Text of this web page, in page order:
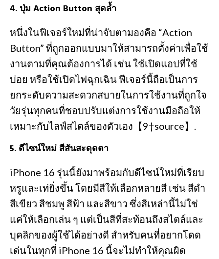
4. ปุ่ม Action Button สุดล้ำ
หนึ่งในฟีเจอร์ใหม่ที่น่าจับตามองคือ “Action
Button” ที่ถูกออกแบบมาให้สามารถตั้งค่าเพื่อใช้
งานตามที่คุณต้องการได้ เช่น ใช้เปิดแอปที่ใช้
บ่อย หรือใช้เปิดไฟฉุกเฉิน ฟีเจอร์นี้ถือเป็นการ
ยกระดับความสะดวกสบายในการใช้งานที่ถูกใจ
วัยรุ่นทุกคนที่ชอบปรับแต่งการใช้งานมือถือให้
เหมาะกับไลฟ์สไตล์ของตัวเอง【9†source】.
5. ดีไซน์ใหม่ สีสันสะดุดตา
iPhone 16 รุ่นนี้ยังมาพร้อมกับดีไซน์ใหม่ที่เรียบ
หรูและเท่ยิ่งขึ้น โดยมีสีให้เลือกหลายสี เช่น สีดำ
สีเขียว สีชมพู สีฟ้า และสีขาว ซึ่งสีเหล่านี้ไม่ใช่
แค่ให้เลือกเล่น ๆ แต่เป็นสีที่สะท้อนถึงสไตล์และ
บุคลิกของผู้ใช้ได้อย่างดี สำหรับคนที่อยากโดด
เด่นในทุกที่ iPhone 16 นี้จะไม่ทำให้คุณผิด